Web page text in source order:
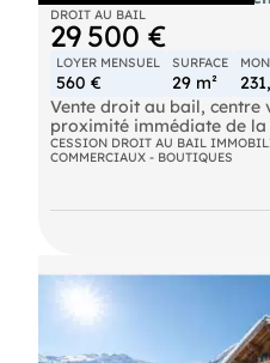
DROIT AU BAIL
29 500 €
LOYER MENSUEL
560 €
SURFACE
29 m²
Vente droit au bail, centre
proximité immédiate de la
passante.
Excellente situation pour
WC et lave-mains.
Loyer :560 € / mois
CESSION DROIT AU BAIL
COMMERCIAUX - BOUTIQUES